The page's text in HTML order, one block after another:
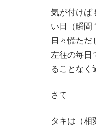
気が付けば
い日（瞬間
日々慌た
左往の毎日
ることな
さて
タキは（相